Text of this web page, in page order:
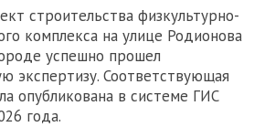
строительства физкультурно-
комплекса на улице Родионова
успешно прошел
экспертизу. Соответствующая
опубликована в системе ГИС
года.